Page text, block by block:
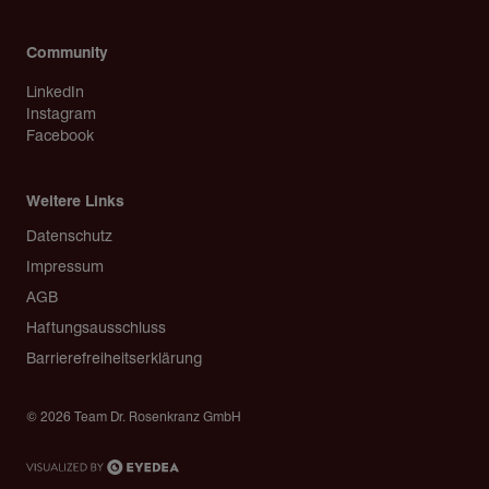
Community
LinkedIn
Instagram
Facebook
Weitere Links
Copyright
Datenschutz
Impressum
AGB
Haftungsausschluss
Barrierefreiheitserklärung
© 2026 Team Dr. Rosenkranz GmbH